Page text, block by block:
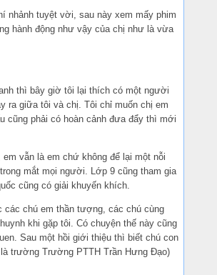
nhảnh tuyệt vời, sau này xem mấy phim
hành động như vậy của chị như là vừa
thì bây giờ tôi lại thích có một người
ra giữa tôi và chị. Tôi chỉ muốn chị em
cũng phải có hoàn cảnh đưa đẩy thì mới
vẫn là em chứ không để lại một nỗi
mắt mọi người. Lớp 9 cũng tham gia
cũng có giải khuyến khích.
các chú em thần tượng, các chú cùng
khi gặp tôi. Có chuyện thế này cũng
Sau một hồi giới thiệu thì biết chú con
trường Trường PTTH Trần Hưng Đạo)